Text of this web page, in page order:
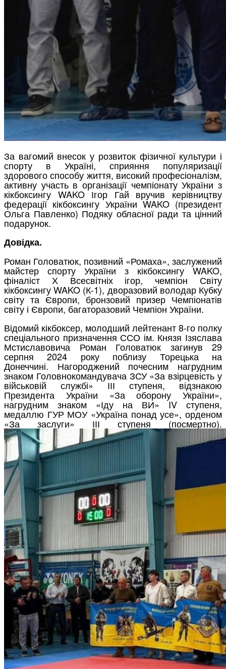
За вагомий внесок у розвиток фізичної культури і
спорту в Україні, сприяння популяризації
здорового способу життя, високий професіоналізм,
активну участь в організації чемпіонату України з
кікбоксингу WAKO Ігор Гай вручив керівництву
федерації кікбоксингу України WAKO (президент
Ольга Павленко) Подяку обласної ради та цінний
подарунок.
Довідка.
Роман Головатюк, позивний «Ромаха», заслужений
майстер спорту України з кікбоксингу WAKO,
фіналіст Х Всесвітніх ігор, чемпіон Світу
кікбоксингу WAKO (К-1), дворазовий володар Кубку
світу та Європи, бронзовий призер Чемпіонатів
світу і Європи, багаторазовий Чемпіон України.
Відомий кікбоксер, молодший лейтенант 8-го полку
спеціального призначення ССО ім. Князя Ізяслава
Мстиславовича Роман Головатюк загинув 29
серпня 2024 року поблизу Торецька на
Донеччині. Нагороджений почесним нагрудним
знаком Головнокомандувача ЗСУ «За взірцевість у
військовій службі» ІІІ ступеня, відзнакою
Президента України «За оборону України»,
нагрудним знаком «Іду на ВИ» IV ступеня,
медаллю ГУР МОУ «Україна понад усе», орденом
«За заслуги» ІІІ ступеня (посмертно).